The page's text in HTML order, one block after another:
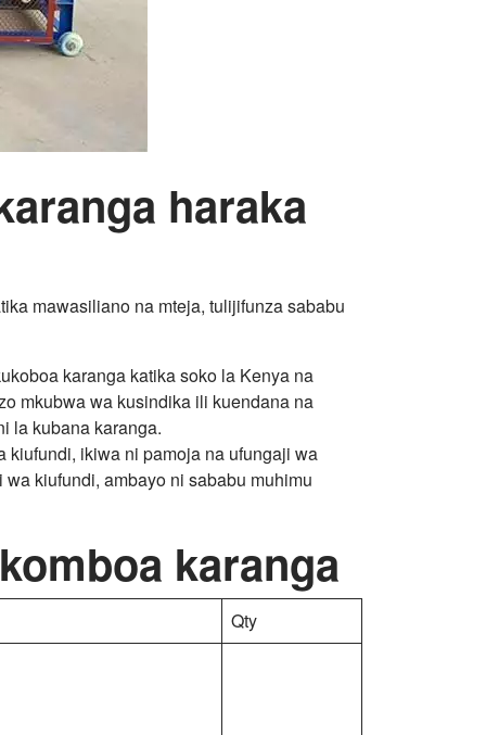
haraka
mawasiliano na mteja, tulijifunza sababu
karanga katika soko la Kenya na
mkubwa wa kusindika ili kuendana na
la kubana karanga.
kiufundi, ikiwa ni pamoja na ufungaji wa
kiufundi, ambayo ni sababu muhimu
karanga
Qty